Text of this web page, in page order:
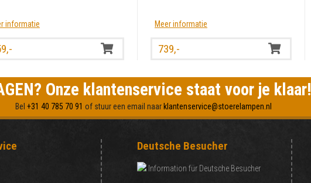
informatie Meer informatie
739,-
Onze klantenservice staat voor je klaar!
Bel +31 40 785 70 91 of stuur een email naar klantenservice@stoerelampen.nl
Deutsche Besucher
Information für Deutsche Besucher